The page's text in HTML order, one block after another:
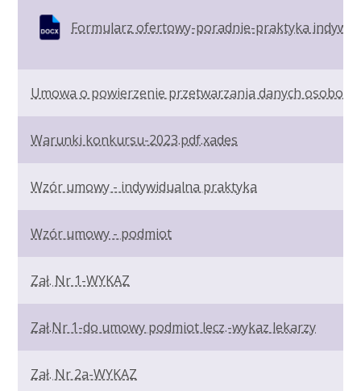
Formularz ofertowy-poradnie-praktyka
Umowa o powierzenie przetwarzania danych
Warunki konkursu-2023.pdf.xades
Wzór umowy - indywidualna praktyka
Wzór umowy - podmiot
Zał. Nr 1-WYKAZ
Zał.Nr 1-do umowy podmiot lecz.-wykaz lekarzy
Zał. Nr 2a-WYKAZ